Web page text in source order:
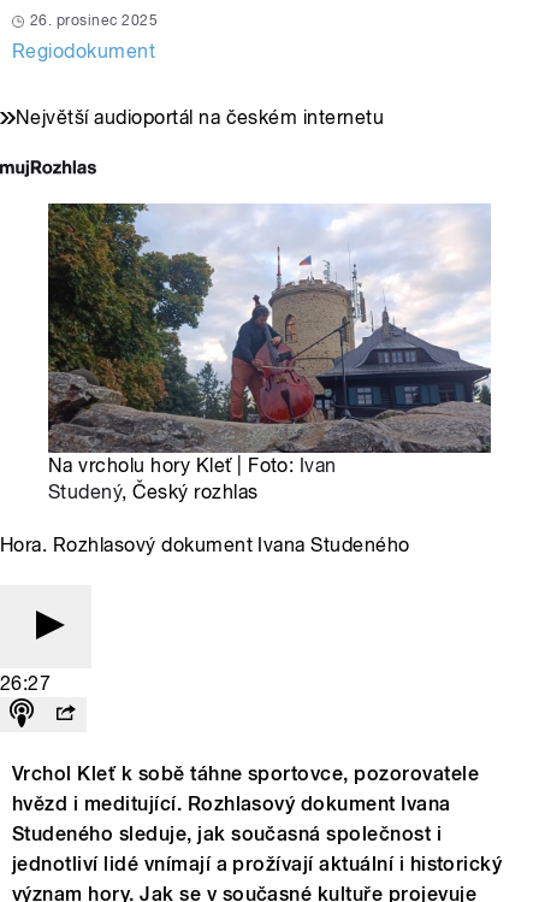
26. prosinec 2025
Regiodokument
Největší audioportál na českém internetu
Na vrcholu hory Kleť | Foto: Ivan
Studený, Český rozhlas
Hora. Rozhlasový dokument Ivana Studeného
26:27
Vrchol Kleť k sobě táhne sportovce, pozorovatele
hvězd i meditující. Rozhlasový dokument Ivana
Studeného sleduje, jak současná společnost i
jednotliví lidé vnímají a prožívají aktuální i historický
význam hory. Jak se v současné kultuře projevuje